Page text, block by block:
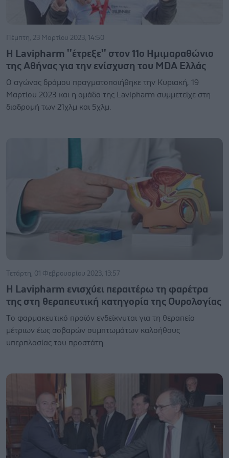
Πέμπτη, 23 Μαρτίου 2023, 14:50
Η Lavipharm ''έτρεξε'' στον 11ο Ημιμαραθώνιο
της Αθήνας για την ενίσχυση του MDA Ελλάς
Ο αγώνας δρόμου πραγματοποιήθηκε την Κυριακή, 19
Μαρτίου 2023 και η ομάδα της Lavipharm συμμετείχε στη
διαδρομή των 21χλμ και 5χλμ.
Τετάρτη, 01 Φεβρουαρίου 2023, 13:57
Η Lavipharm ενισχύει περαιτέρω τη φαρέτρα
της στη θεραπευτική κατηγορία της Ουρολογίας
Tο φαρμακευτικό προϊόν ενδείκνυται για τη θεραπεία
μέτριων έως σοβαρών συμπτωμάτων καλοήθους
υπερπλασίας του προστάτη.